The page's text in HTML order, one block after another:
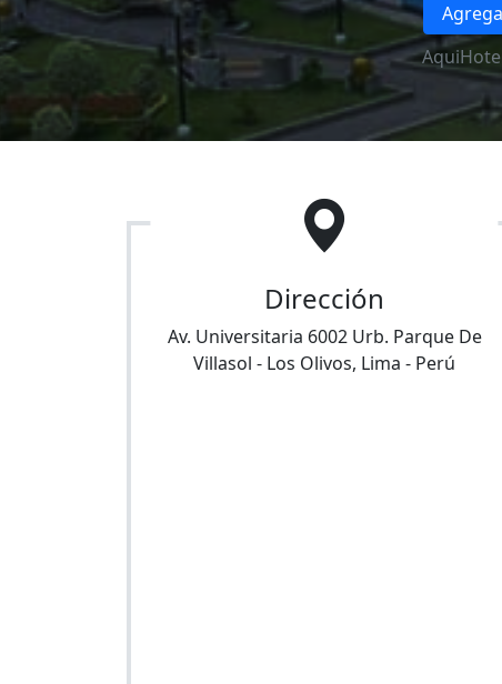
Dirección
Av. Universitaria 6002 Urb. Parque De
Villasol - Los Olivos, Lima - Perú